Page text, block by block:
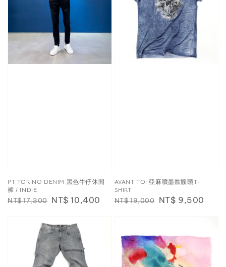
PT TORINO DENIM 黑色牛仔休閒
褲 / INDIE
Regular
NT$ 17,300 Sale
NT$ 10,400
AVANT TOI 亞麻噴墨骷髏頭T-
SHIRT
Regular
NT$ 19,000 Sale
NT$ 9,500